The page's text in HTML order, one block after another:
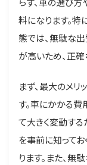
料になります。特
態では、無駄な
が高いため、正
まず、最大のメリ
す。車にかかる
て大きく変動す
を事前に知って
ります。また、